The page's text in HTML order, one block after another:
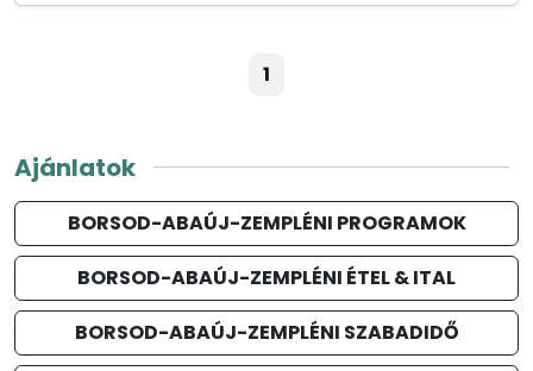
1
Ajánlatok
BORSOD-ABAÚJ-ZEMPLÉNI PROGRAMOK
BORSOD-ABAÚJ-ZEMPLÉNI ÉTEL & ITAL
BORSOD-ABAÚJ-ZEMPLÉNI SZABADIDŐ